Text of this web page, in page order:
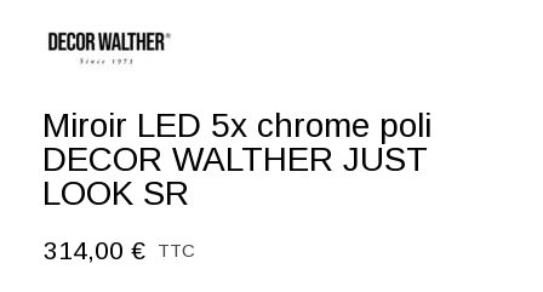
Miroir LED 5x chrome poli
DECOR WALTHER JUST
LOOK SR
314,00 € TTC